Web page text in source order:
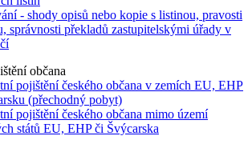
- shody opisů nebo kopie s listinou, pravosti
správnosti překladů zastupitelskými úřady v
občana
pojištění českého občana v zemích EU, EHP
(přechodný pobyt)
pojištění českého občana mimo území
států EU, EHP či Švýcarska